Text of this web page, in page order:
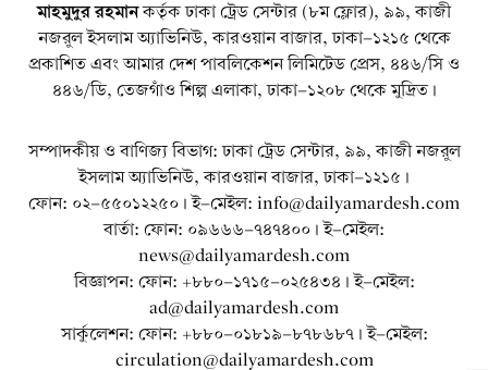
মাহমুদুর রহমানকর্তৃক ঢাকা ট্রেড সেন্টার (৮ম ফ্লোর), ৯৯, কাজী
নজরুল ইসলাম অ্যাভিনিউ, কারওয়ান বাজার, ঢাকা-১২১৫ থেকে
প্রকাশিত এবং আমার দেশ পাবলিকেশন লিমিটেড প্রেস, ৪৪৬/সি ও
৪৪৬/ডি, তেজগাঁও শিল্প এলাকা, ঢাকা-১২০৮ থেকে মুদ্রিত।
সম্পাদকীয় ও বাণিজ্য বিভাগ: ঢাকা ট্রেড সেন্টার, ৯৯, কাজী নজরুল
ইসলাম অ্যাভিনিউ, কারওয়ান বাজার, ঢাকা-১২১৫।
ফোন: ০২-৫৫০১২২৫০। ই-মেইল: info@dailyamardesh.com
বার্তা: ফোন: ০৯৬৬৬-৭৪৭৪০০। ই-মেইল:
news@dailyamardesh.com
বিজ্ঞাপন: ফোন: +৮৮০-১৭১৫-০২৫৪৩৪ । ই-মেইল:
ad@dailyamardesh.com
সার্কুলেশন: ফোন: +৮৮০-০১৮১৯-৮৭৮৬৮৭ । ই-মেইল:
circulation@dailyamardesh.com